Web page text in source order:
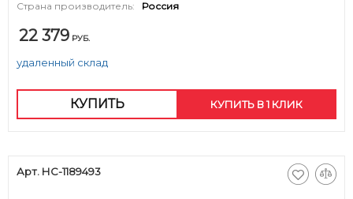
Страна производитель:
Россия
22 379 РУБ.
удаленный склад
КУПИТЬ КУПИТЬ В 1 КЛИК
Арт. НС-1189493